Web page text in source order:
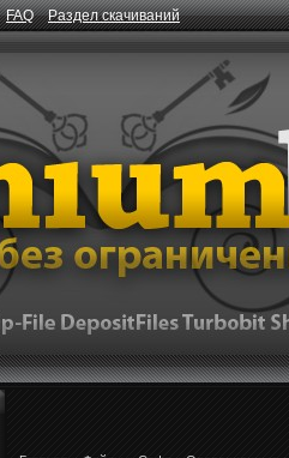
FAQ Раздел скачиваний